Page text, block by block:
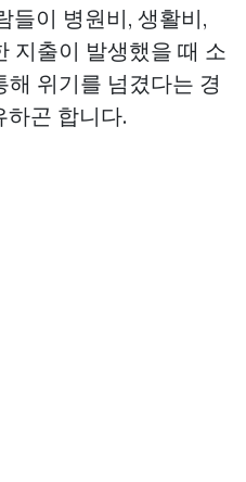
들이 병원비, 생활비,
지출이 발생했을 때 소
위기를 넘겼다는 경
하곤 합니다.